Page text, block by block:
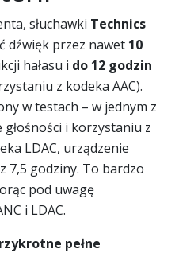
słuchawki Technics
dźwięk przez nawet 10
hałasu i do 12 godzin
z kodeka AAC).
w testach – w jednym z
i korzystaniu z
LDAC, urządzenie
7,5 godziny. To bardzo
pod uwagę
i LDAC.
pełne